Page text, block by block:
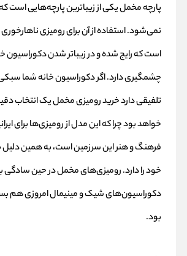
پارچه مخمل یکی از زیباترین پارچه‌هایی
نمی‌شود. استفاده از آن برای رومیزی
است که رایج شده و در زیباتر شدن دکوراسیون
چشمگیری دارد. اگر دکوراسیون خانه شما
تلفیقی دارد خرید رومیزی مخمل یک انتخاب
خواهد بود چرا که این مدل از رومیزی‌ها برای
فرهنگ و هنر این سرزمین است، به همین
خود را دارد. رومیزی‌های مخمل در حین سادگی
دکوراسیون‌های شیک و مینیمال امروزی هم
بود.